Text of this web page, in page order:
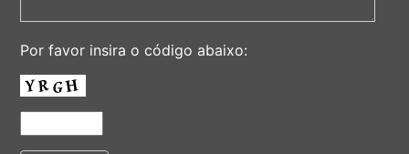
Por favor insira o código abaixo: